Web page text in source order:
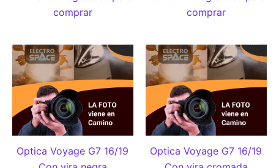
comprar
comprar
Optica Voyage G7 16/19
Optica Voyage G7 16/19